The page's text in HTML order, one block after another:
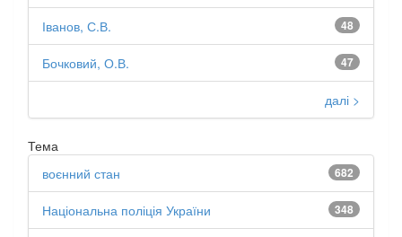
48
Іванов, С.В.
47
Бочковий, О.В.
далі >
Тема
682
воєнний стан
348
Національна поліція України